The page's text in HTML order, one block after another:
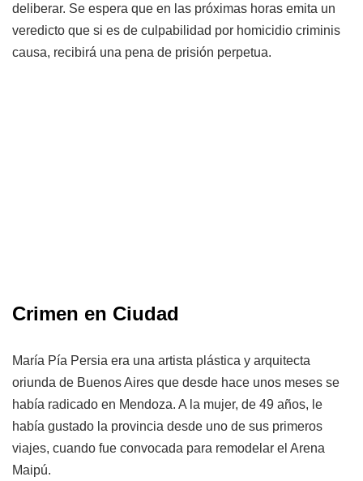
deliberar. Se espera que en las próximas horas emita un
veredicto que si es de culpabilidad por homicidio criminis
causa, recibirá una pena de prisión perpetua.
Crimen en Ciudad
María Pía Persia era una artista plástica y arquitecta
oriunda de Buenos Aires que desde hace unos meses se
había radicado en Mendoza. A la mujer, de 49 años, le
había gustado la provincia desde uno de sus primeros
viajes, cuando fue convocada para remodelar el Arena
Maipú.